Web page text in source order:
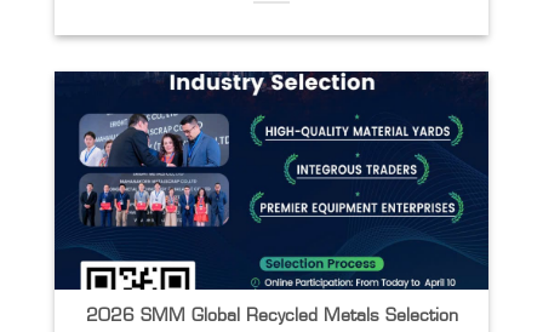
2026 SMM Global Recycled Metals Selection